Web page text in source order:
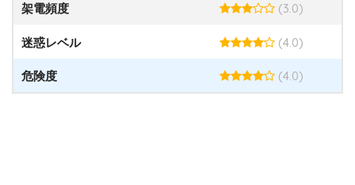
架電頻度 (3.0)
迷惑レベル (4.0)
危険度 (4.0)